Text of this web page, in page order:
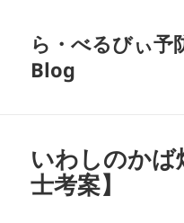
ら・べるびぃ予
Blog
いわしのかば
士考案】